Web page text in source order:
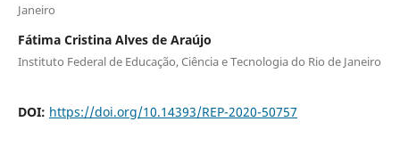
Janeiro
Fátima Cristina Alves de Araújo
Instituto Federal de Educação, Ciência e Tecnologia do Rio de Janeiro
DOI: https://doi.org/10.14393/REP-2020-50757